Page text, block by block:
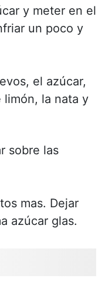
y meter en el
un poco y
el azúcar,
limón, la nata y
sobre las
mas. Dejar
azúcar glas.